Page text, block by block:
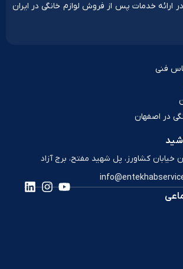
ارائه خدمات پس از فروش لوازم خانگی در ایران
فنی
در اصفهان
خیابان کشاورز، پل شهید مفتح، برج آزاد